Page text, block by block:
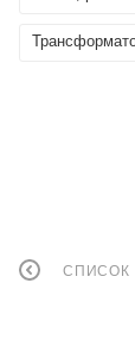
СПИСОК